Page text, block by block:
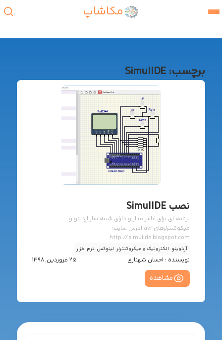
مکاشاپ
برچسب: SimulIDE
نصب SimulIDE
برنامه ای برای انالیز مدار و دارای شبیه ساز اردینو و
میکوکنترلرهای avr ادرس سایت:
http://simulide.blogspot.com
برنامه رو دانلود و اکسترکت کردید به پوشه bin بروید و فایل
simulide رو اجرا کنید. اگر خطایی دیدید که مرتبط به
این بسته رو سرچ و نصب کنید. مجددا برنامه رو اجرا کنید.
آردوینو. الکترونیک و میکروکنترلر. لینوکس. نرم افزار
نویسنده : احسان شهنازی 25 فروردین, 1398
مشاهده